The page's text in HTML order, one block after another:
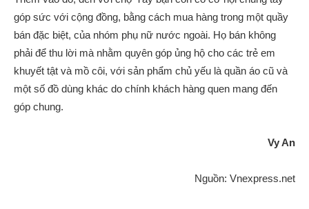
góp sức với cộng đồng, bằng cách mua hàng trong một quầy
bán đặc biệt, của nhóm phụ nữ nước ngoài. Họ bán không
phải để thu lời mà nhằm quyên góp ủng hộ cho các trẻ em
khuyết tật và mồ côi, với sản phẩm chủ yếu là quần áo cũ và
một số đồ dùng khác do chính khách hàng quen mang đến
góp chung.
Vy An
Nguồn: Vnexpress.net